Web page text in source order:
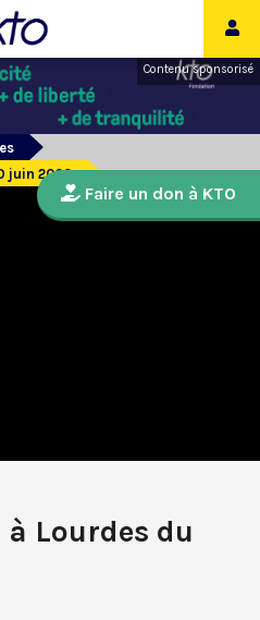
Contenu sponsorisé
juin 2023
à Lourdes du
Faire un don à KTO